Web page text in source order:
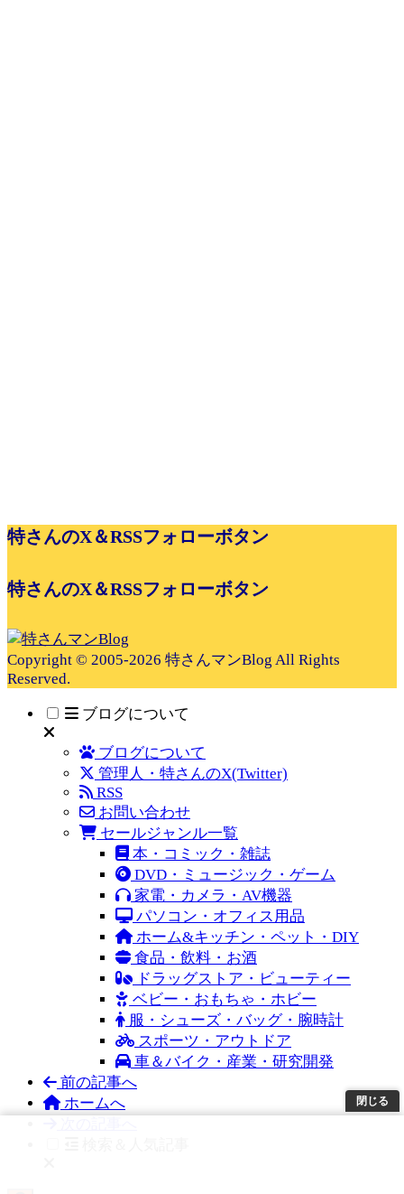
特さんのX＆RSSフォローボタン
閉じる
特さんのX＆RSSフォローボタン
Copyright © 2005-2026 特さんマンBlog All Rights
Reserved.
ブログについて
ブログについて
管理人・特さんのX(Twitter)
RSS
お問い合わせ
セールジャンル一覧
本・コミック・雑誌
DVD・ミュージック・ゲーム
家電・カメラ・AV機器
パソコン・オフィス用品
ホーム&キッチン・ペット・DIY
食品・飲料・お酒
ドラッグストア・ビューティー
ベビー・おもちゃ・ホビー
服・シューズ・バッグ・腕時計
スポーツ・アウトドア
車＆バイク・産業・研究開発
前の記事へ
ホームへ